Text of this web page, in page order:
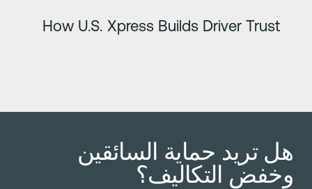
How U.S. Xpress Builds Driver Trust
تريد حماية السائقين
التكاليف؟